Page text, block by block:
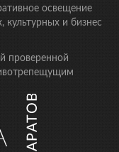
освещение
культурных и бизнес
проверенной